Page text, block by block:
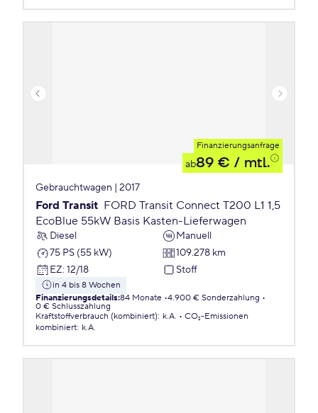
Finanzierungsanfrage
ab89 € / mtl.
Gebrauchtwagen | 2017
Ford Transit FORD Transit Connect T200 L1 1,5
EcoBlue 55kW Basis Kasten-Lieferwagen
Diesel
Manuell
75 PS (55 kW)
109.278 km
EZ: 12/18 Stoff
in 4 bis 8 Wochen
Finanzierungsdetails:84 Monate 4.900 € Sonderzahlung
0 € Schlusszahlung
Kraftstoffverbrauch (kombiniert): k.A.
CO₂-Emissionen
kombiniert: k.A.